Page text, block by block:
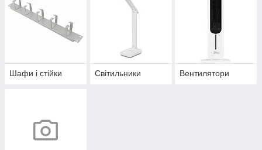
Шафи і стійки Світильники Вентилятори